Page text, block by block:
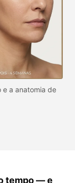
e a anatomia de
tempo — e